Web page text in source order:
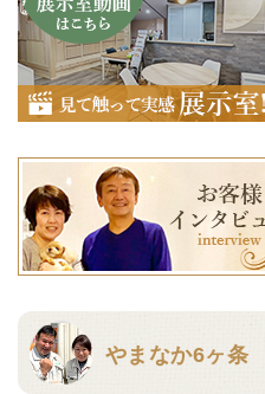
やまなか6ヶ条